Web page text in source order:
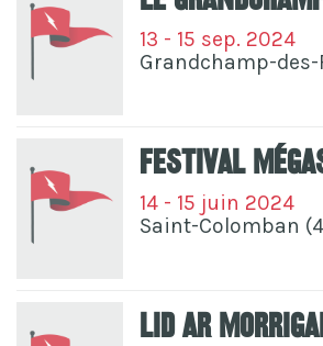
13 - 15 sep. 2024
Grandchamp-
Festival
14 - 15 juin 2024
Saint-Colomban
Lid Ar